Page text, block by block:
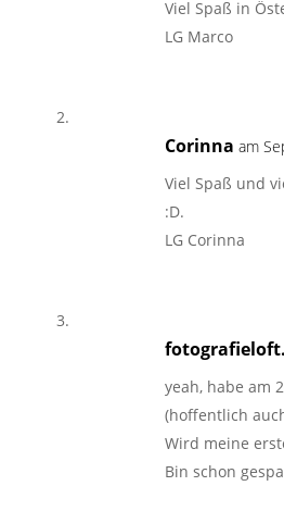
Viel Spaß in
LG Marco
Corinna am
Viel Spaß und
:D.
LG Corinna
yeah, habe am
(hoffentlich
Wird meine
Bin schon